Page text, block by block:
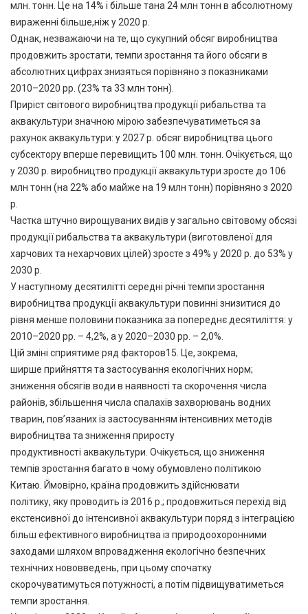
млн. тонн. Це на 14% і більше тана 24 млн тонн в абсолютному
вираженні більше,ніж у 2020 р.
Однак, незважаючи на те, що сукупний обсяг виробництва
продовжить зростати, темпи зростання та його обсяги в
абсолютних цифрах знизяться порівняно з показниками
2010–2020 рр. (23% та 33 млн тонн).
Приріст світового виробництва продукції рибальства та
аквакультури значною мірою забезпечуватиметься за
рахунок аквакультури: у 2027 р. обсяг виробництва цього
субсектору вперше перевищить 100 млн. тонн. Очікується, що
у 2030 р. виробництво продукції аквакультури зросте до 106
млн тонн (на 22% або майже на 19 млн тонн) порівняно з 2020
р.
Частка штучно вирощуваних видів у загально світовому обсязі
продукції рибальства та аквакультури (виготовленої для
харчових та нехарчових цілей) зросте з 49% у 2020 р. до 53% у
2030 р.
У наступному десятилітті середні річні темпи зростання
виробництва продукції аквакультури повинні знизитися до
рівня менше половини показника за попереднє десятиліття: у
2010–2020 рр. – 4,2%, а у 2020–2030 рр. – 2,0%.
Цій зміні сприятиме ряд факторов15. Це, зокрема,
ширше прийняття та застосування екологічних норм;
зниження обсягів води в наявності та скорочення числа
районів, збільшення числа спалахів захворювань водних
тварин, пов’язаних із застосуванням інтенсивних методів
виробництва та зниження приросту
продуктивності аквакультури. Очікується, що зниження
темпів зростання багато в чому обумовлено політикою
Китаю. Ймовірно, країна продовжить здійснювати
політику, яку проводить із 2016 р.; продовжиться перехід від
екстенсивної до інтенсивної аквакультури поряд з інтеграцією
більш ефективного виробництва із природоохоронними
заходами шляхом впровадження екологічно безпечних
технічних нововведень, при цьому спочатку
скорочуватимуться потужності, а потім підвищуватиметься
темпи зростання.